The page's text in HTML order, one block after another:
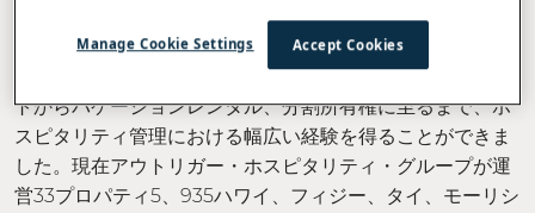
アウトリガー ホスピタリティ グループは、60 年にわたる
成長と拡大を通じて、印象的で多様な不動産ポートフォリ
オを構築してきました。多様性により、同社は高級リゾー
トからバケーションレンタル、分割所有権に至るまで、ホ
スピタリティ管理における幅広い経験を得ることができま
した。現在アウトリガー・ホスピタリティ・グループが運
営33プロパティ5、935ハワイ、フィジー、タイ、モーリシ
Accept Cookies
Manage Cookie Settings